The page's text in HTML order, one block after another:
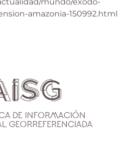
amazonia-150992.html
de Información
Georreferenciada